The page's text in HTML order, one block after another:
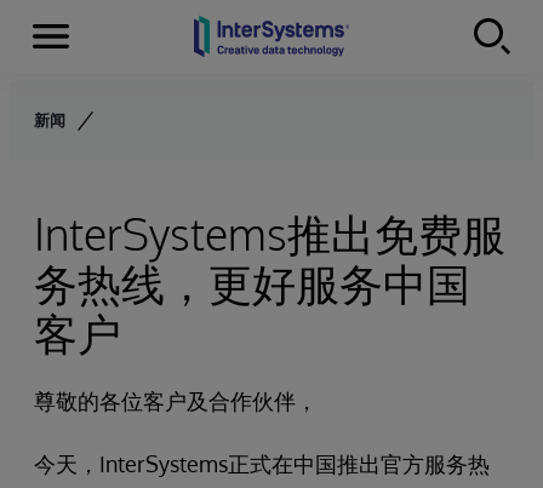
Skip to content
Menu
新闻
InterSystems推出免费服
务热线，更好服务中国
客户
尊敬的各位客户及合作伙伴，
今天，InterSystems正式在中国推出官方服务热